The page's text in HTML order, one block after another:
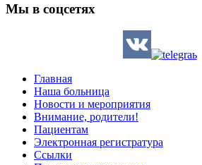
Мы в соцсетях
Главная
Наша больница
Новости и мероприятия
Внимание, родители!
Пациентам
Электронная регистратура
Ссылки